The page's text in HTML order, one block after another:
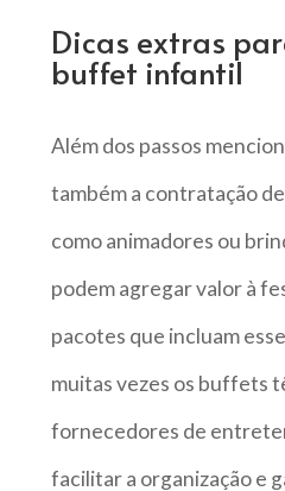
Dicas extras
buffet infantil
Além dos passos
também a contratação
como animadores ou
podem agregar valor à
pacotes que incluam
muitas vezes os buffets
fornecedores de
facilitar a organização e